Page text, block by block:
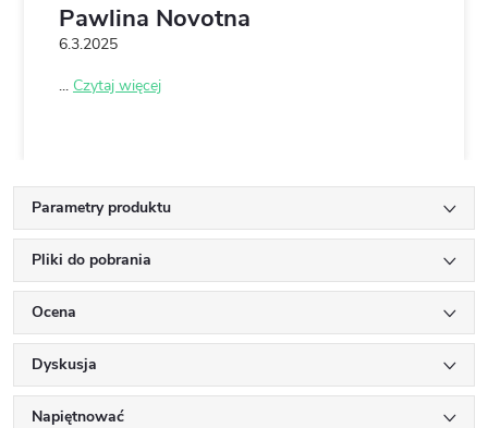
Pawlina Novotna
6.3.2025
... Czytaj więcej
Parametry produktu
Pliki do pobrania
Ocena
Dyskusja
Napiętnować